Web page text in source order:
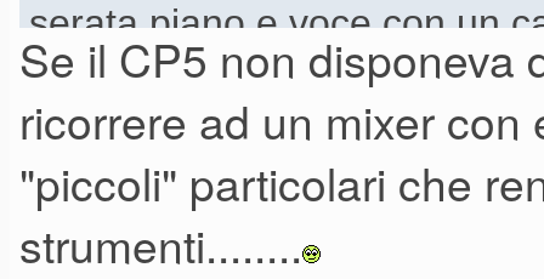
serata piano e voce con un
che stasera non accendeva
veramente un disastro, ma
del CP5 per poi uscire con
amplificate.
Se il CP5 non disponeva
ricorrere ad un mixer
"piccoli" particolari che
strumenti........